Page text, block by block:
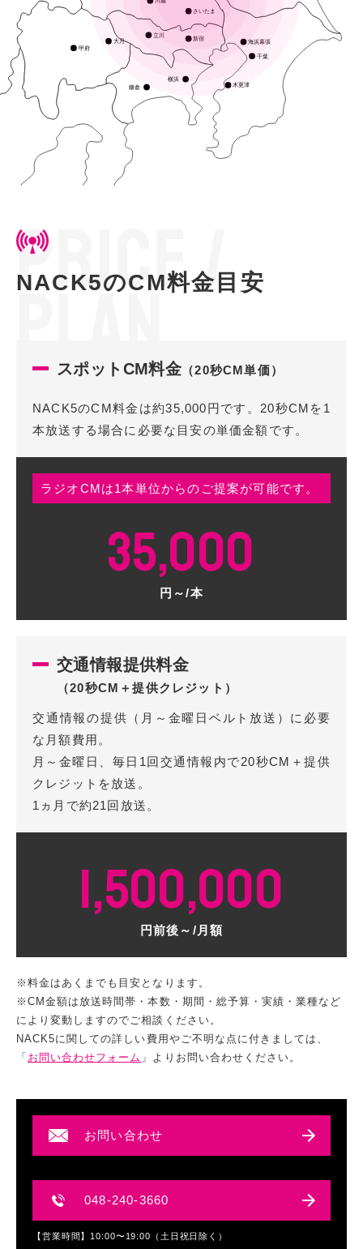
PRICE/
PLAN
NACK5のCM料金目安
スポットCM料金 （20秒CM単価）
NACK5のCM料金は約35,000円です。 20秒CMを1
本放送する場合に必要な目安の単価金額です。
ラジオCMは1本単位からのご提案が可能です。
35,000
円～/本
交通情報提供料金
（20秒CM＋提供クレジット）
交通情報の提供（月～金曜日ベルト放送）に必要
な月額費用。
月～金曜日、毎日1回交通情報内で20秒CM＋提供
クレジットを放送。
1ヵ月で約21回放送。
1,500,000
円前後～/月額
※料金はあくまでも目安となります。
※CM金額は放送時間帯・本数・期間・総予算・実績・業種など
により変動しますのでご相談ください。
NACK5に関しての詳しい費用やご不明な点に付きましては、
「 お問い合わせフォーム 」よりお問い合わせください。
お問い合わせ
048-240-3660
【営業時間】10:00〜19:00（土日祝日除く）